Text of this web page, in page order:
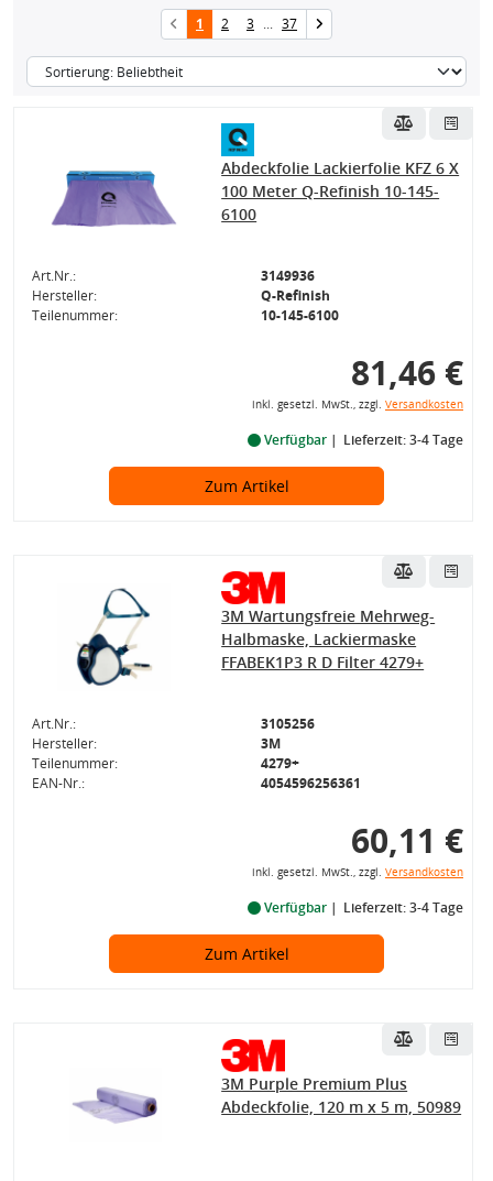
1 2 3 ... 37
Abdeckfolie Lackierfolie KFZ 6 X
100 Meter Q-Refinish 10-145-
6100
Art.Nr.:
3149936
Hersteller:
Q-Refinish
Teilenummer:
10-145-6100
81,46 €
inkl. gesetzl. MwSt., zzgl. Versandkosten
Verfügbar Lieferzeit: 3-4 Tage
Zum Artikel
3M Wartungsfreie Mehrweg-
Halbmaske, Lackiermaske
FFABEK1P3 R D Filter 4279+
Art.Nr.:
3105256
Hersteller:
3M
Teilenummer:
4279+
EAN-Nr.:
4054596256361
60,11 €
inkl. gesetzl. MwSt., zzgl. Versandkosten
Verfügbar Lieferzeit: 3-4 Tage
Zum Artikel
3M Purple Premium Plus
Abdeckfolie, 120 m x 5 m, 50989